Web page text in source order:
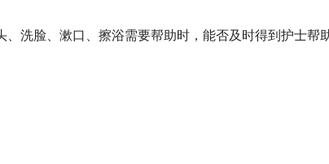
、洗脸、漱口、擦浴需要帮助时，能否及时得到护士帮